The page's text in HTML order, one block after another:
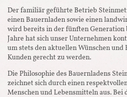
Der familiär geführte Betrieb
einen Bauernladen sowie einen
wird bereits in der fünften
Jahre hat sich unser Unternehmen
um stets den aktuellen Wünschen
Kunden gerecht zu werden.
Die Philosophie des Bauernladens
zeichnet sich durch einen
Menschen und Lebensmitteln aus. Bei